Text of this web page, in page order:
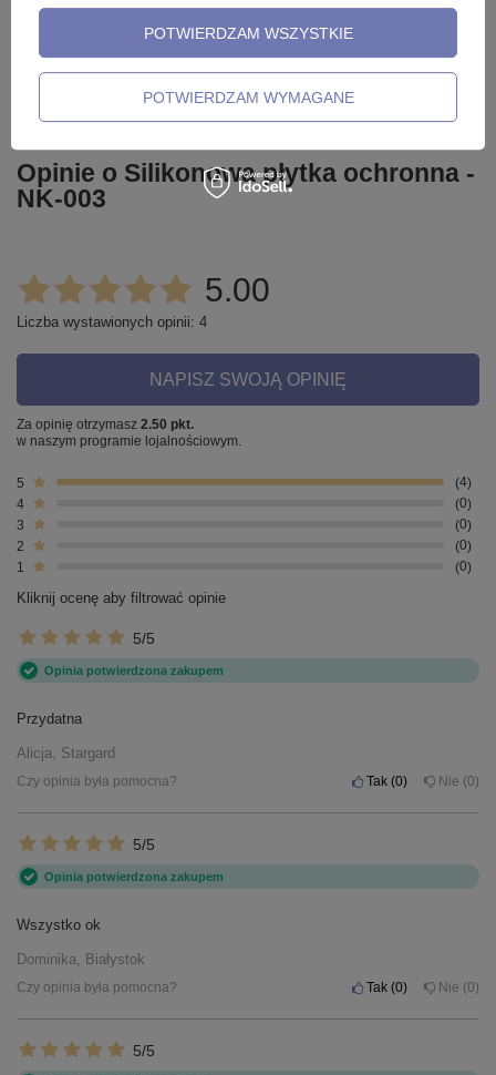
Potrzebujesz pomocy? Masz pytania?
Zadaj pytanie a my odpowiemy
niezwłocznie, najciekawsze
pytania i odpowiedzi publikując
Opinie o Silikonowa płytka ochronna -
NK-003
5.00
Liczba wystawionych opinii: 4
NAPISZ SWOJĄ OPINIĘ
Za opinię otrzymasz 2.50 pkt.
w naszym programie lojalnościowym.
5
4
4
0
3
0
2
0
1
0
Kliknij ocenę aby filtrować opinie
5/5
Opinia potwierdzona zakupem
Przydatna
Alicja, Stargard
Czy opinia była pomocna? Tak 0 Nie 0
5/5
Opinia potwierdzona zakupem
Wszystko ok
Dominika, Białystok
Czy opinia była pomocna? Tak 0 Nie 0
5/5
POTWIERDZAM WYMAGANE
POTWIERDZAM WSZYSTKIE